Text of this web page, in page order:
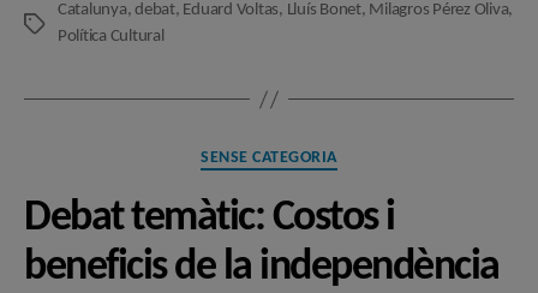
Etiquetes
Catalunya,debat, Eduard Voltas, Lluís Bonet, Milagros Pérez Oliva,
Política Cultural
Categories
SENSE CATEGORIA
Debat temàtic: Costos i
beneficis de la independència